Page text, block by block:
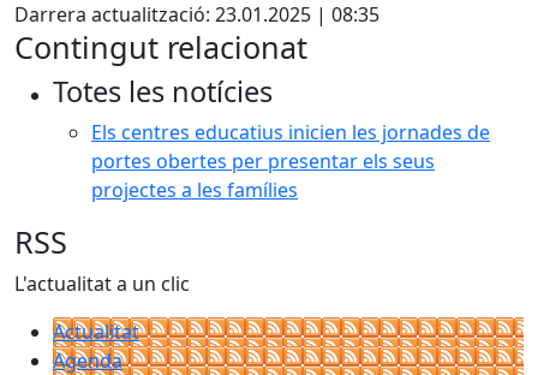
Darrera actualització: 23.01.2025 | 08:35
Contingut relacionat
Totes les notícies
Els centres educatius inicien les jornades de
portes obertes per presentar els seus
projectes a les famílies
RSS
L'actualitat a un clic
Actualitat
Agenda